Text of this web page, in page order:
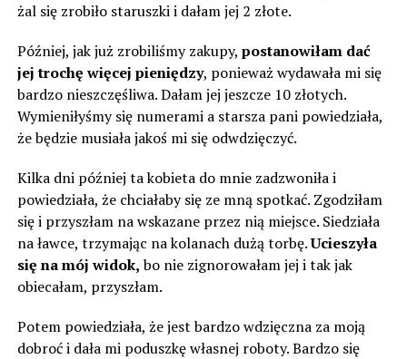
żal się zrobiło staruszki i dałam jej 2 złote.
Później, jak już zrobiliśmy zakupy, postanowiłam dać
jej trochę więcej pieniędzy, ponieważ wydawała mi się
bardzo nieszczęśliwa. Dałam jej jeszcze 10 złotych.
Wymieniłyśmy się numerami a starsza pani powiedziała,
że ​​będzie musiała jakoś mi się odwdzięczyć.
Kilka dni później ta kobieta do mnie zadzwoniła i
powiedziała, że ​​chciałaby się ze mną spotkać. Zgodziłam
się i przyszłam na wskazane przez nią miejsce. Siedziała
na ławce, trzymając na kolanach dużą torbę.Ucieszyła
się na mój widok,bo nie zignorowałam jej i tak jak
obiecałam, przyszłam.
Potem powiedziała, że ​​jest bardzo wdzięczna za moją
dobroć i dała mi poduszkę własnej roboty. Bardzo się